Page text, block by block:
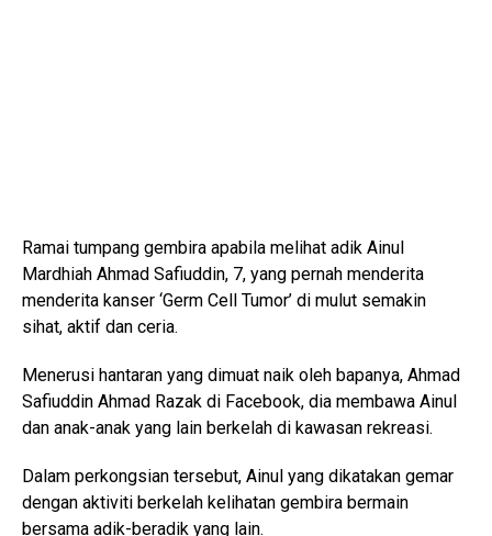
Ramai tumpang gembira apabila melihat adik Ainul
Mardhiah Ahmad Safiuddin, 7, yang pernah menderita
menderita kanser ‘Germ Cell Tumor’ di mulut semakin
sihat, aktif dan ceria.
Menerusi hantaran yang dimuat naik oleh bapanya, Ahmad
Safiuddin Ahmad Razak di Facebook, dia membawa Ainul
dan anak-anak yang lain berkelah di kawasan rekreasi.
Dalam perkongsian tersebut, Ainul yang dikatakan gemar
dengan aktiviti berkelah kelihatan gembira bermain
bersama adik-beradik yang lain.